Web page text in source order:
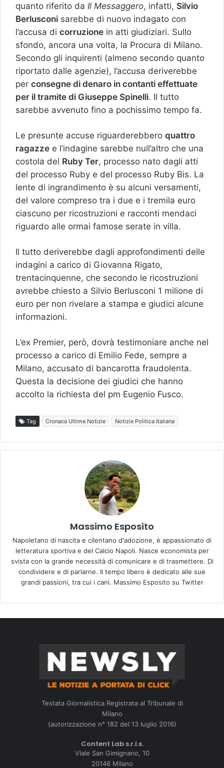
quanto riferito da Il Messaggero, infatti, Silvio
Berlusconi sarebbe di nuovo indagato con
l’accusa di corruzione in atti giudiziari. Sullo
sfondo, ancora una volta, la Procura di Milano.
Secondo gli inquirenti (almeno secondo quanto
riportato dalle agenzie), l’accusa deriverebbe
per consegne di denaro in contanti effettuate
per il tramite di Giuseppe Spinelli. Il tutto
sarebbe avvenuto fino a pochissimo tempo fa.
Le presunte accuse riguarderebbero quattro
ragazze e l’indagine sarebbe null’altro che una
costola del Ruby Ter, processo nato dagli atti
del processo Ruby e del processo Ruby Bis. La
lente di ingrandimento è su alcuni versamenti,
del valore compreso tra i due e i tremila euro
ciascuno per ricostruzioni e racconti mendaci
riguardo alle ormai famose serate in villa.
Il tutto deriverebbe dagli approfondimenti delle
indagini a carico di Giovanna Rigato,
trentacinquenne, che secondo le ricostruzioni
avrebbe chiesto a Silvio Berlusconi 1 milione di
euro per non rivelare a stampa e giudici alcune
informazioni.
L’ex Premier, però, dovrà testimoniare anche nel
processo a carico di Emilio Fede, sempre a
Milano, accusato di bancarotta fraudolenta.
Questa la decisione dei giudici che hanno
accolto la richiesta del pm Eugenio Fusco.
Tag Cronaca Ultime Notizie Notizie Politica Italiana
Massimo Esposito
Napoletano di nascita e cilentano d'adozione, è appassionato di
letteratura sportiva e del Calcio Napoli. Nasce economista per
svista con la grande necessità di comunicare e di trasmettere. Di
condividere e di parlarne. Il tempo libero è dedicato alle sue
grandi passioni, tra cui i cani. Massimo Esposito su Twitter
Testata Giornalistica Registrata al Tribunale di
Milano
(autorizzazione n° 182 del 13 luglio 2016)
Content Lab s.r.l.s.
Viale San Gimignano, 10
20146 Milano